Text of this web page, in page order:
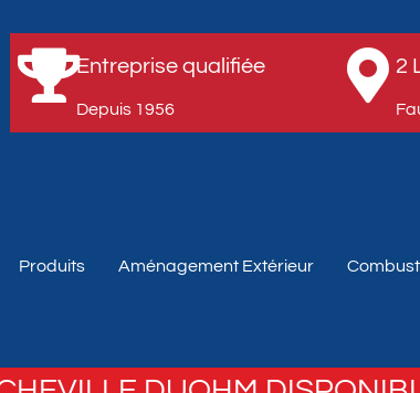
Entreprise qualifiée
Depuis 1956​
2
Produits Aménagement Extérieur